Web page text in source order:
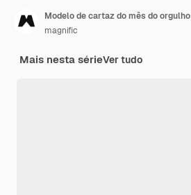
Modelo de cartaz do mês do orgulho
magnific
Mais nesta sérieVer tudo